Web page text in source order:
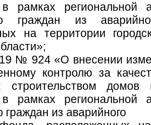
рамках региональной
граждан из
на территории
№ 924 «О внесении
контролю за
строительством
рамках региональной
из аварийного